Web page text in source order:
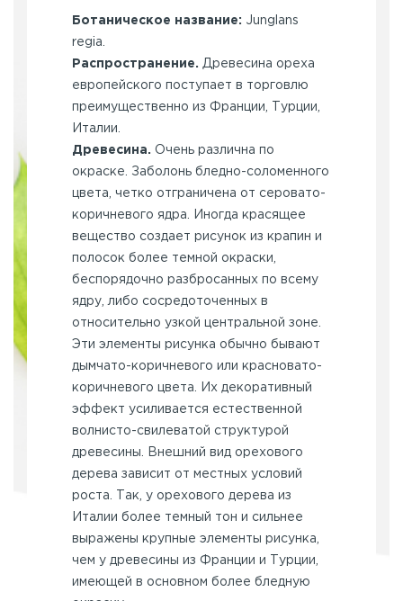
Ботаническое название: Junglans
regia.
Распространение. Древесина ореха
европейского поступает в торговлю
преимущественно из Франции, Турции,
Италии.
Древесина. Очень различна по
окраске. Заболонь бледно-соломенного
цвета, четко отграничена от серовато-
коричневого ядра. Иногда красящее
вещество создает рисунок из крапин и
полосок более темной окраски,
беспорядочно разбросанных по всему
ядру, либо сосредоточенных в
относительно узкой центральной зоне.
Эти элементы рисунка обычно бывают
дымчато-коричневого или красновато-
коричневого цвета. Их декоративный
эффект усиливается естественной
волнисто-свилеватой структурой
древесины. Внешний вид орехового
дерева зависит от местных условий
роста. Так, у орехового дерева из
Италии более темный тон и сильнее
выражены крупные элементы рисунка,
чем у древесины из Франции и Турции,
имеющей в основном более бледную